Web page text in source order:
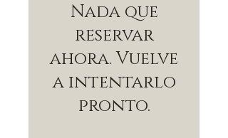
Nada que
reservar
ahora. Vuelve
a intentarlo
pronto.